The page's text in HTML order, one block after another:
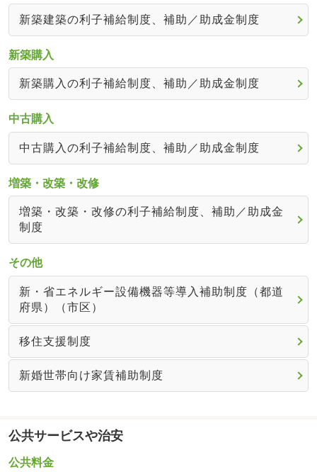
新築建築の利子補給制度、補助／助成金制度
新築購入
新築購入の利子補給制度、補助／助成金制度
中古購入
中古購入の利子補給制度、補助／助成金制度
増築・改築・改修
増築・改築・改修の利子補給制度、補助／助成金
制度
その他
新・省エネルギー設備機器等導入補助制度（都道
府県）（市区）
移住支援制度
新婚世帯向け家賃補助制度
公共サービスや治安
公共料金